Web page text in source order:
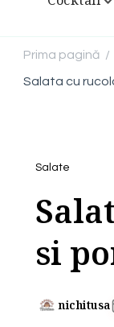
Prima pagină /
Salata cu
Salate
si
nichitusa